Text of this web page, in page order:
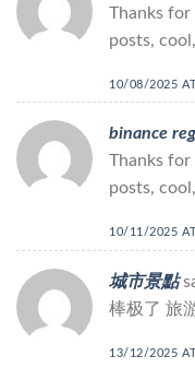
Thanks for
posts,
10/08/2025
binance
Thanks for
posts,
10/11/2025
城市景點
棒极了 旅
13/12/2025